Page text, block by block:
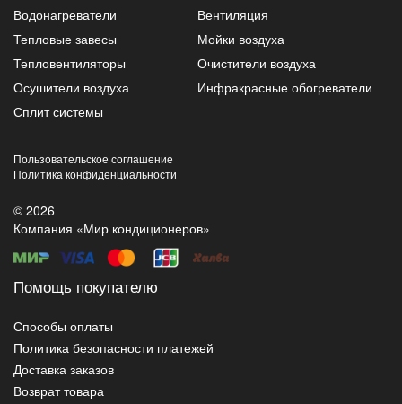
Водонагреватели
Вентиляция
Тепловые завесы
Мойки воздуха
Тепловентиляторы
Очистители воздуха
Осушители воздуха
Инфракрасные обогреватели
Сплит системы
Пользовательское соглашение
Политика конфиденциальности
© 2026
Компания «Мир кондиционеров»
Помощь покупателю
Способы оплаты
Политика безопасности платежей
Доставка заказов
Возврат товара